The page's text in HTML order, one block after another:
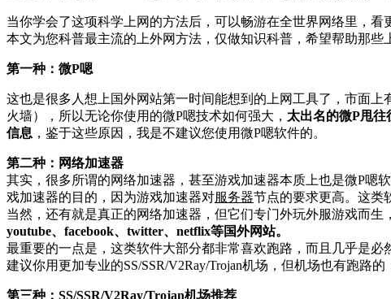
当你学会了这项科学上网的方法后，可以畅游在全世界网络里，
本文为您科普最主流的上外网方法，仅做知识科普，希望帮助那
第一种：微P嗯
这也是很多人想上国外网站第一时间能想到的上网工具了，市面
火墙），所以无论你使用的微P嗯技术如何强大， 太出名的微P甩
信息 ，鉴于这些原因，我是不建议您使用微P嗯软件的。
第二种：网络加速器
其实，很多所谓的网络加速器，甚至游戏加速器本质上也是微P嗯
戏加速器的目的，因为游戏加速器对服务器节点的要求更高。这类
当然，还有就是真正的网络加速器，但它们专门外玩外服游戏而
youtube、facebook、twitter、netflix等国外网站。
最重要的一点是，这类软件大部分都非常喜欢跑路，而且几乎是
建议你用更加专业的SS/SSR/V2Ray/Trojan机场，但机场也有跑路的
第三种：SS/SSR/V2Ray/Trojan机场推荐